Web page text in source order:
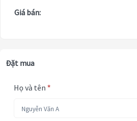
Giá bán:
Đặt mua
Họ và tên *